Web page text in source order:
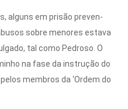
alguns em prisão preven­
sobre menores estava
tal como Pedroso. O
na fase da instrução do
membros da ‘Ordem do